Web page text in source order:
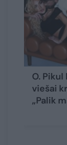
O.
viešai
„Palik